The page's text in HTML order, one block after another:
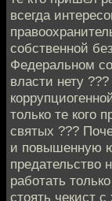
всегда
собственной
Федеральном
власти нету
только те кого
святых ???
и повышенную
предательство
работать
стоять чекист